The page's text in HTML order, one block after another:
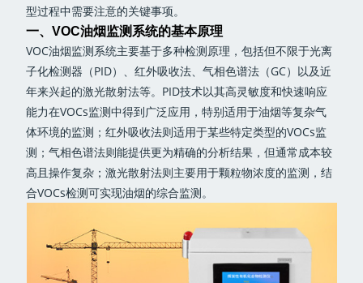
型过程中需要注意的关键事项。
一、VOC油烟监测系统的基本原理
VOC油烟监测系统主要基于多种检测原理，包括但不限于光离
子化检测器（PID）、红外吸收法、气相色谱法（GC）以及近
年来兴起的激光散射法等。PID技术以其高灵敏度和快速响应
能力在VOCs监测中得到广泛应用，特别适用于油烟等复杂气
体环境的监测；红外吸收法则适用于某些特定类型的VOCs监
测；气相色谱法则能提供更为精确的分析结果，但通常成本较
高且操作复杂；激光散射法则主要用于颗粒物浓度的监测，结
合VOCs检测可实现油烟的综合监测。